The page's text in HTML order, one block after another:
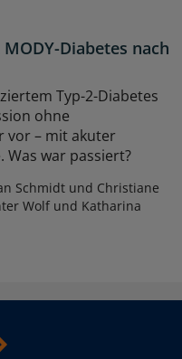
Diabetes nach
Typ-2-Diabetes
ohne
vor – mit akuter
Was war passiert?
Schmidt und Christiane
Wolf und Katharina